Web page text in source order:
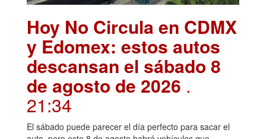
Hoy No Circula en CDMX
y Edomex: estos autos
descansan el sábado 8
de agosto de 2026 .
21:34
El sábado puede parecer el día perfecto para sacar el